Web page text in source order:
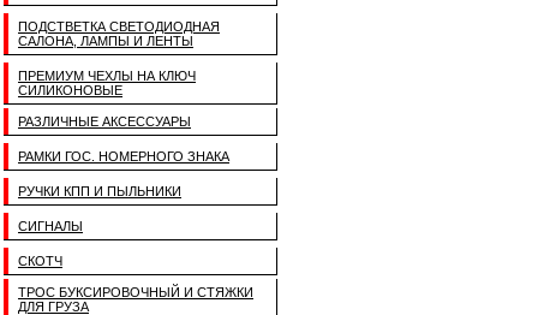
ПОДСТВЕТКА СВЕТОДИОДНАЯ
САЛОНА, ЛАМПЫ И ЛЕНТЫ
ПРЕМИУМ ЧЕХЛЫ НА КЛЮЧ
СИЛИКОНОВЫЕ
РАЗЛИЧНЫЕ АКСЕССУАРЫ
РАМКИ ГОС. НОМЕРНОГО ЗНАКА
РУЧКИ КПП И ПЫЛЬНИКИ
СИГНАЛЫ
СКОТЧ
ТРОС БУКСИРОВОЧНЫЙ И СТЯЖКИ
ДЛЯ ГРУЗА